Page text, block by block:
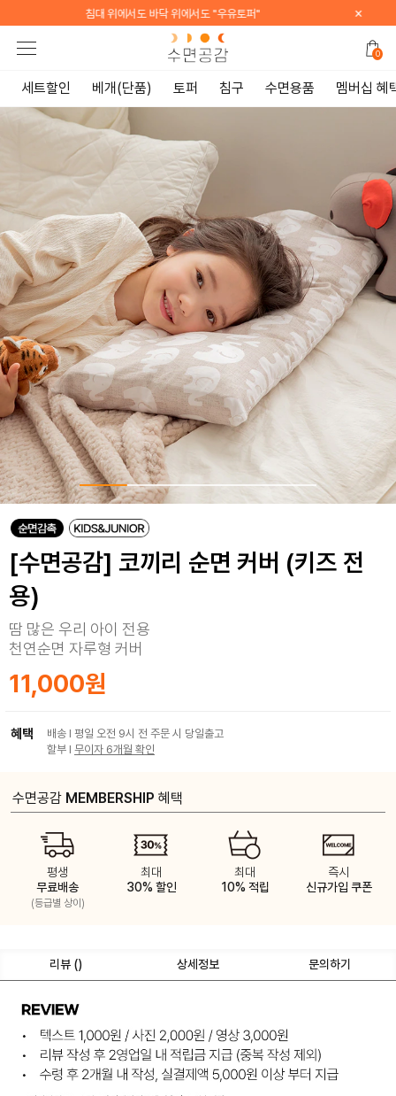
[WELCOME] 지금 가입하면 전 품목 10% 할인 쿠폰 증정
0
세트할인 베개(단품) 토퍼 침구 수면용품 멤버십 혜
[수면공감] 코끼리 순면 커버 (키즈 전
용)
땀 많은 우리 아이 전용
천연순면 자루형 커버
11,000원
혜택
배송 I 평일 오전 9시 전 주문 시 당일출고
할부 I 무이자 6개월 확인
수면공감 MEMBERSHIP 혜택
평생
무료배송
(등급별 상이)
최대
30% 할인
최대
10% 적립
즉시
신규가입 쿠폰
리뷰 () 상세정보 문의하기